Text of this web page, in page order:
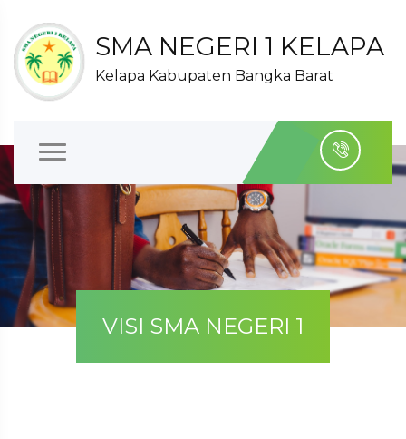
SMA NEGERI 1 KELAPA
Kelapa Kabupaten Bangka Barat
VISI SMA NEGERI 1